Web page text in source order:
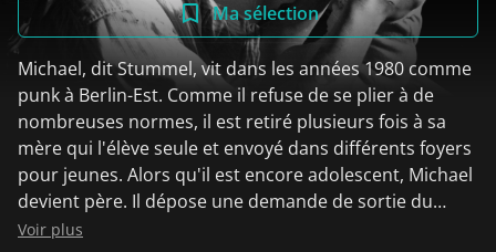
Ma sélection
Michael, dit Stummel, vit dans les années 1980 comme
punk à Berlin-Est. Comme il refuse de se plier à de
nombreuses normes, il est retiré plusieurs fois à sa
mère qui l'élève seule et envoyé dans différents foyers
pour jeunes. Alors qu'il est encore adolescent, Michael
devient père. Il dépose une demande de sortie du
territoire et s'installe à Berlin-Ouest. Sa petite amie
Voir plus